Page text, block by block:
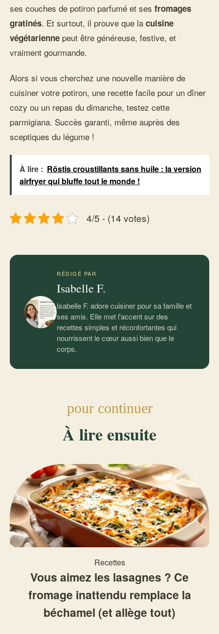
ses couches de potiron parfumé et ses fromages
gratinés. Et surtout, il prouve que la cuisine
végétarienne peut être généreuse, festive, et
vraiment gourmande.
Alors si vous cherchez une nouvelle manière de
cuisiner votre potiron, une recette facile pour un dîner
cozy ou un repas du dimanche, testez cette
parmigiana. Succès garanti, même auprès des
sceptiques du légume !
À lire : Röstis croustillants sans huile : la version
airfryer qui bluffe tout le monde !
4/5 - (14 votes)
RÉDIGÉ PAR
Isabelle F.
Isabelle F. adore cuisiner pour sa famille et
ses amis. Elle met l'accent sur des
recettes simples et réconfortantes qui
nourrissent le cœur aussi bien que le
corps.
pour continuer
À lire ensuite
Recettes
Vous aimez les lasagnes ? Ce
fromage inattendu remplace la
béchamel (et allège tout)